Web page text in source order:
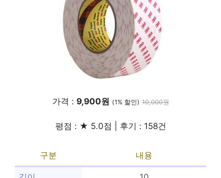
가격 : 9,900원 (1% 할인) 10,000원
평점 : ★ 5.0점 | 후기 : 158건
구분 내용